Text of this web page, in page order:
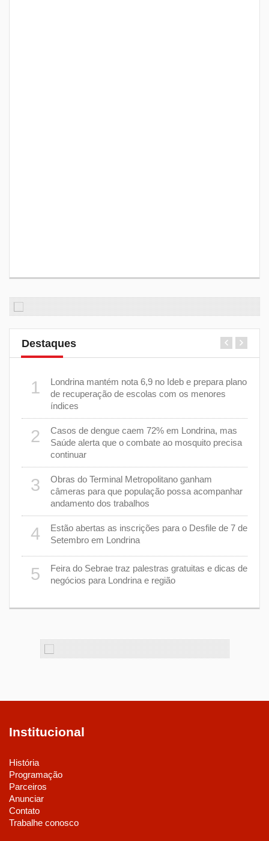
Destaques
1
Londrina mantém nota 6,9 no Ideb e prepara plano
de recuperação de escolas com os menores
índices
2
Casos de dengue caem 72% em Londrina, mas
Saúde alerta que o combate ao mosquito precisa
continuar
3
Obras do Terminal Metropolitano ganham
câmeras para que população possa acompanhar
andamento dos trabalhos
4
Estão abertas as inscrições para o Desfile de 7 de
Setembro em Londrina
5
Feira do Sebrae traz palestras gratuitas e dicas de
negócios para Londrina e região
Institucional
História
Programação
Parceiros
Anunciar
Contato
Trabalhe conosco